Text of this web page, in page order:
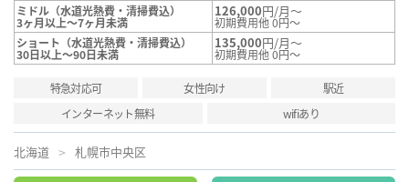
ミドル（水道光熱費・清掃費込）
3ヶ月以上～7ヶ月未満
126,000円/月～
初期費用他 0円～
ショート（水道光熱費・清掃費込）
30日以上～90日未満
135,000円/月～
初期費用他 0円～
特急対応可 女性向け
駅近
インターネット無料
wifiあり
北海道 札幌市中央区